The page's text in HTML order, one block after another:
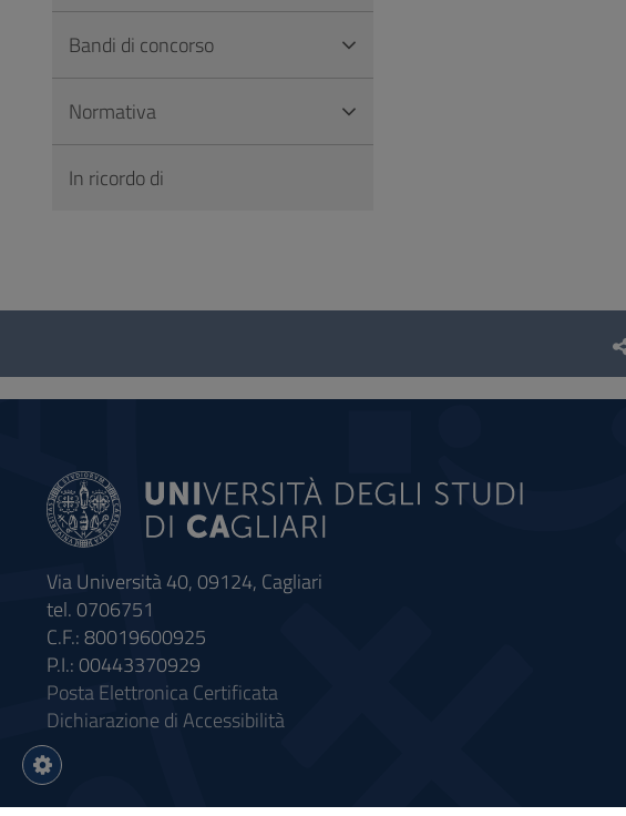
Bandi di concorso
Normativa
In ricordo di
Questionario
social
Via Università 40, 09124, Cagliari
tel. 0706751
C.F.: 80019600925
P.I.: 00443370929
Posta Elettronica Certificata
Dichiarazione di Accessibilità
Impostazioni
cookie